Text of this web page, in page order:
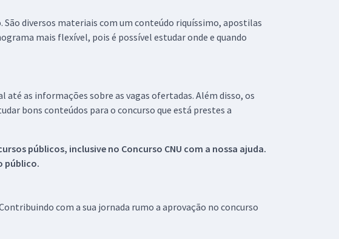
São diversos materiais com um conteúdo riquíssimo, apostilas
mais flexível, pois é possível estudar onde e quando
até as informações sobre as vagas ofertadas. Além disso, os
bons conteúdos para o concurso que está prestes a
públicos, inclusive no Concurso CNU com a nossa ajuda.
público.
com a sua jornada rumo a aprovação no concurso